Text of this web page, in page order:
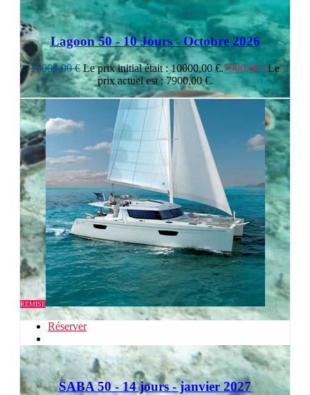
Lagoon 50 - 10 Jours - Octobre 2026
10000,00€ Le prix initial était : 10000,00 €.7900,00 €Le
prix actuel est : 7900,00 €.
REMISE
Réserver
SABA 50 - 14 jours - janvier 2027